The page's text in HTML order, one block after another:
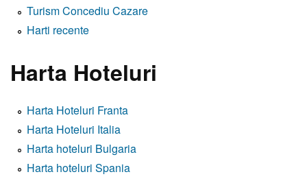
Turism Concediu Cazare
Harti recente
Harta Hoteluri
Harta Hoteluri Franta
Harta Hoteluri Italia
Harta hoteluri Bulgaria
Harta hoteluri Spania